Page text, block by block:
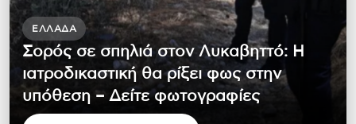
ΕΛΛΆΔΑ
Σορός σε σπηλιά στον Λυκαβηττό: Η
ιατροδικαστική θα ρίξει φως στην
υπόθεση – Δείτε φωτογραφίες